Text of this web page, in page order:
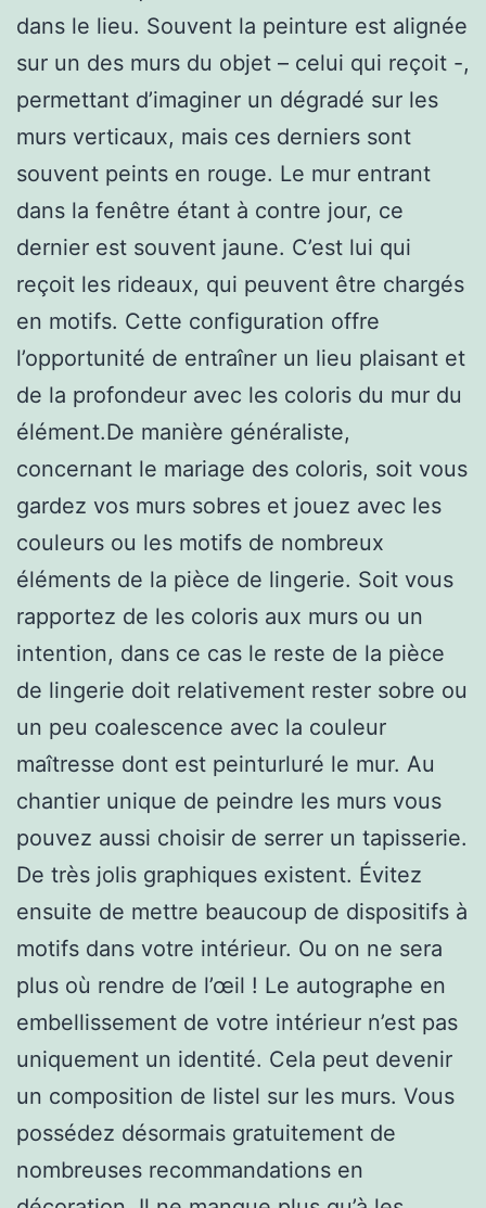
dans le lieu. Souvent la peinture est alignée
sur un des murs du objet – celui qui reçoit -,
permettant d’imaginer un dégradé sur les
murs verticaux, mais ces derniers sont
souvent peints en rouge. Le mur entrant
dans la fenêtre étant à contre jour, ce
dernier est souvent jaune. C’est lui qui
reçoit les rideaux, qui peuvent être chargés
en motifs. Cette configuration offre
l’opportunité de entraîner un lieu plaisant et
de la profondeur avec les coloris du mur du
élément.De manière généraliste,
concernant le mariage des coloris, soit vous
gardez vos murs sobres et jouez avec les
couleurs ou les motifs de nombreux
éléments de la pièce de lingerie. Soit vous
rapportez de les coloris aux murs ou un
intention, dans ce cas le reste de la pièce
de lingerie doit relativement rester sobre ou
un peu coalescence avec la couleur
maîtresse dont est peinturluré le mur. Au
chantier unique de peindre les murs vous
pouvez aussi choisir de serrer un tapisserie.
De très jolis graphiques existent. Évitez
ensuite de mettre beaucoup de dispositifs à
motifs dans votre intérieur. Ou on ne sera
plus où rendre de l’œil ! Le autographe en
embellissement de votre intérieur n’est pas
uniquement un identité. Cela peut devenir
un composition de listel sur les murs. Vous
possédez désormais gratuitement de
nombreuses recommandations en